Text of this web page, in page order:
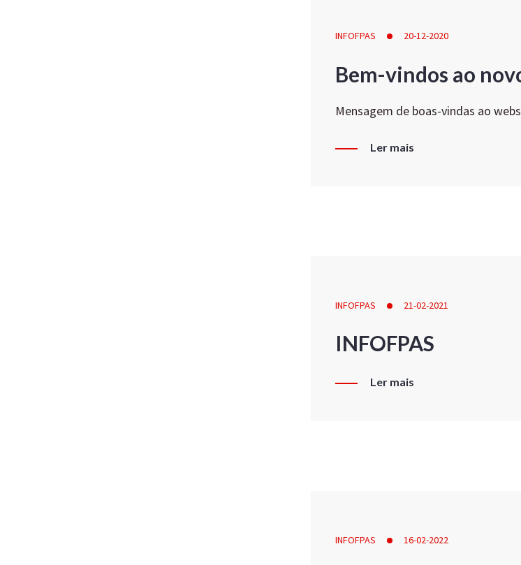
INFOFPAS 20-12-2020
Bem-vindos ao
Mensagem de boas-vindas ao
Ler mais
INFOFPAS 21-02-2021
INFOFPAS
Ler mais
INFOFPAS 16-02-2022